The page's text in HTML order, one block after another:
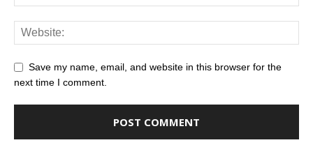
Save my name, email, and website in this browser for the
next time I comment.